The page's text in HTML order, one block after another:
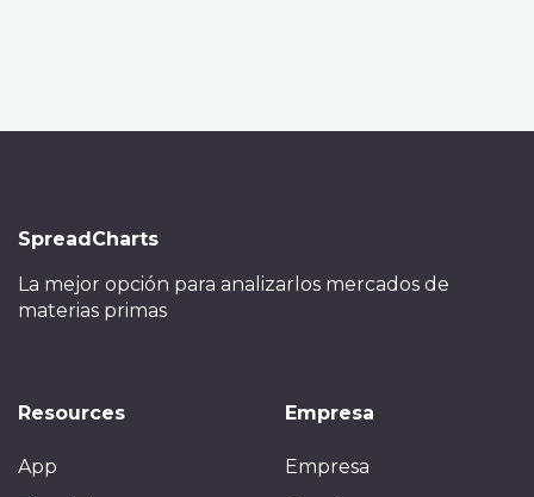
SpreadCharts
La mejor opción para analizar los mercados de
materias primas
Resources
App
Empresa
Empresa